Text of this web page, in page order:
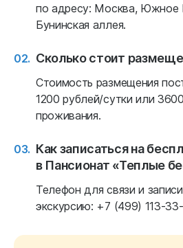
по адресу: Москва, Южное
Бунинская аллея.
Сколько стоит
Стоимость размещения
1200 рублей/сутки или
проживания.
Как записаться на
в Пансионат «Теплые
Телефон для связи и
экскурсию: +7 (499) 113-